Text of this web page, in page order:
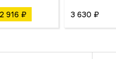
2 916 ₽ 3 630 ₽